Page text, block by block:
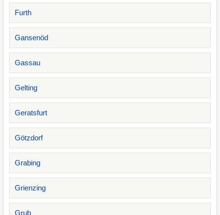
Furth
Gansenöd
Gassau
Gelting
Geratsfurt
Götzdorf
Grabing
Grienzing
Grub